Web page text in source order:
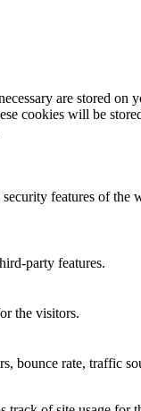
are stored on
cookies will be
features of the
party features.
the visitors.
bounce rate, traffic